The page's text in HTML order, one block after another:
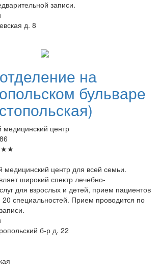
записи.
д. 8
отделение на
бульваре
центр
★★
центр для всей семьи.
широкий спектр лечебно-
для взрослых и детей, прием пациентов
20 специальностей. Прием проводится по
б-р д. 22